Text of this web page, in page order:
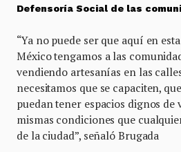
Defensoría Social de las
“Ya no puede ser que aquí en
México tengamos a las
vendiendo artesanías en las
necesitamos que se capaciten,
puedan tener espacios dignos de
mismas condiciones que
de la ciudad”, señaló Brugada